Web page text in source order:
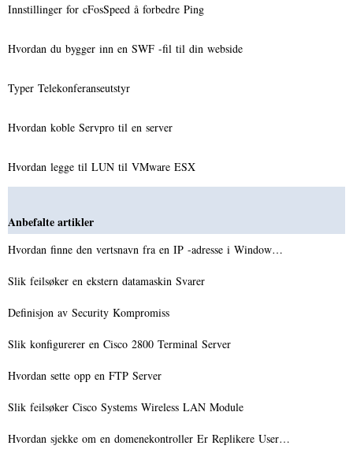
Innstillinger for cFosSpeed ​​å forbedre Ping
Hvordan du bygger inn en SWF -fil til din webside
Typer Telekonferanseutstyr
Hvordan koble Servpro til en server
Hvordan legge til LUN til VMware ESX
Anbefalte artikler
Hvordan finne den vertsnavn fra en IP -adresse i Window…
Slik feilsøker en ekstern datamaskin Svarer
Definisjon av Security Kompromiss
Slik konfigurerer en Cisco 2800 Terminal Server
Hvordan sette opp en FTP Server
Slik feilsøker Cisco Systems Wireless LAN Module
Hvordan sjekke om en domenekontroller Er Replikere User…